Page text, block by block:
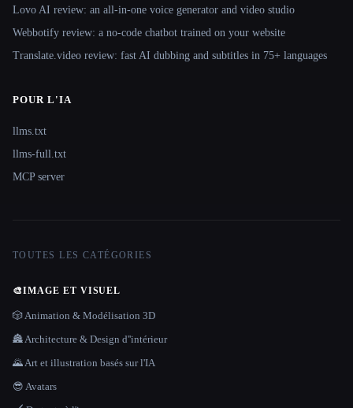
Lovo AI review: an all-in-one voice generator and video studio
Webbotify review: a no-code chatbot trained on your website
Translate.video review: fast AI dubbing and subtitles in 75+ languages
POUR L'IA
llms.txt
llms-full.txt
MCP server
TOUTES LES CATÉGORIES
🎨IMAGE ET VISUEL
🎲 Animation & Modélisation 3D
🏯 Architecture & Design d''intérieur
🌄 Art et illustration basés sur l'IA
😎 Avatars